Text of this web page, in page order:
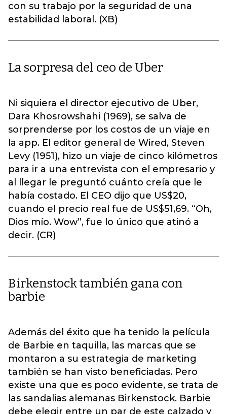
con su trabajo por la seguridad de una
estabilidad laboral. (XB)
La sorpresa del ceo de Uber
Ni siquiera el director ejecutivo de Uber,
Dara Khosrowshahi (1969), se salva de
sorprenderse por los costos de un viaje en
la app. El editor general de Wired, Steven
Levy (1951), hizo un viaje de cinco kilómetros
para ir a una entrevista con el empresario y
al llegar le preguntó cuánto creía que le
había costado. El CEO dijo que US$20,
cuando el precio real fue de US$51,69. “Oh,
Dios mío. Wow”, fue lo único que atinó a
decir. (CR)
Birkenstock también gana con
barbie
Además del éxito que ha tenido la película
de Barbie en taquilla, las marcas que se
montaron a su estrategia de marketing
también se han visto beneficiadas. Pero
existe una que es poco evidente, se trata de
las sandalias alemanas Birkenstock. Barbie
debe elegir entre un par de este calzado y